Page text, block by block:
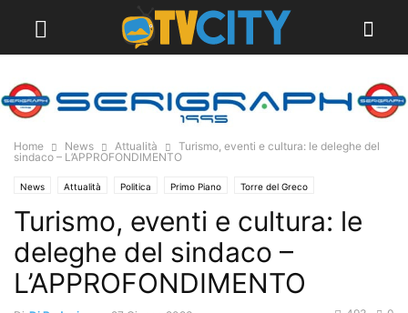
Home News Attualità
Turismo, eventi e cultura: le deleghe del
sindaco – L’APPROFONDIMENTO
News Attualità Politica Primo Piano Torre del Greco
Turismo, eventi e cultura: le
deleghe del sindaco –
L’APPROFONDIMENTO